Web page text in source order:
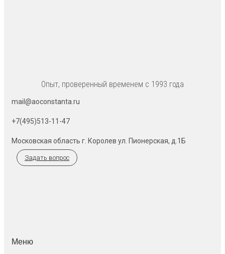
Опыт, проверенный временем с 1993 года
mail@aoconstanta.ru
+7(495)513-11-47
Московская область г. Королев ул. Пионерская, д.1Б
Задать вопрос
Меню